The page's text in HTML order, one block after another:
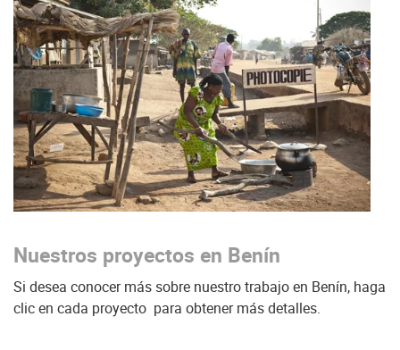
Nuestros proyectos en Benín
Si desea conocer más sobre nuestro trabajo en Benín, haga
clic en cada proyecto para obtener más detalles.